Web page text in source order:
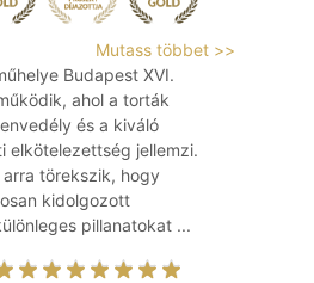
Mutass többet >>
Budapest XVI.
ahol a torták
és a kiváló
elkötelezettség jellemzi.
arra törekszik, hogy
kidolgozott
pillanatokat ...